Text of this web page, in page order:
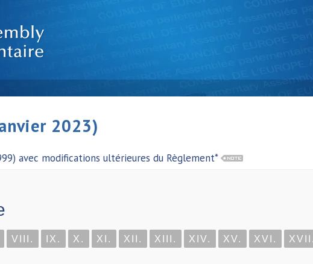
2023)
avec modifications ultérieures du Règlement*
VIII. IX. X. XI. XII. XIII. XIV. XV. XVI. XVII.